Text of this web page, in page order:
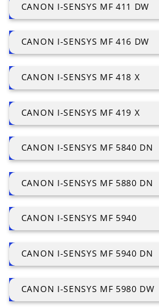
CANON I-SENSYS MF 411 DW
CANON I-SENSYS MF 416 DW
CANON I-SENSYS MF 418 X
CANON I-SENSYS MF 419 X
CANON I-SENSYS MF 5840 DN
CANON I-SENSYS MF 5880 DN
CANON I-SENSYS MF 5940
CANON I-SENSYS MF 5940 DN
CANON I-SENSYS MF 5980 DW